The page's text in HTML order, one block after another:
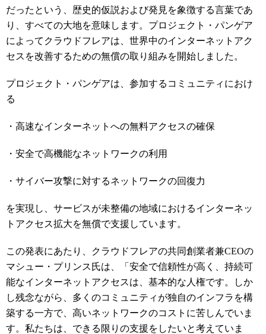
だったという、歴史的仮説および発見を象徴する言葉であ
り、すべての大地を意味します。プロジェクト・パンゲア
によってクラウドフレアは、世界中のインターネットアク
セスを改善するための無償の取り組みを開始しました。
プロジェクト・パンゲアは、参加するコミュニティにおけ
る
・高速なインターネットへの無料アクセスの確保
・安全で高機能なネットワークの利用
・サイバー攻撃に対するネットワークの回復力
を実現し、サービスが未整備の地域におけるインターネッ
トアクセス拡大を無償で支援しています。
この発表にあたり、クラウドフレアの共同創業者兼CEOの
マシュー・プリンス氏は、「安全で信頼性が高く、持続可
能なインターネットアクセスは、基本的な人権です。しか
し残念ながら、多くのコミュニティが独自のインフラを構
築する一方で、高いネットワークのコストに苦しんでいま
す。私たちは、できる限りの支援をしたいと考えていま